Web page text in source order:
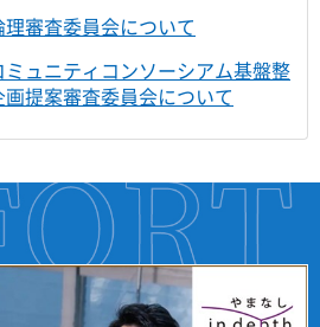
審査委員会について
ュニティコンソーシアム基盤整
提案審査委員会について